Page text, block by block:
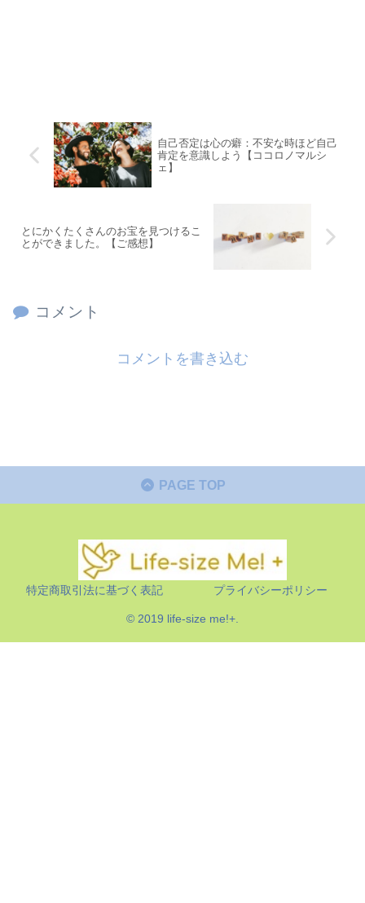
自己否定は心の癖：不安な時ほど自己
肯定を意識しよう【ココロノマルシ
ェ】
とにかくたくさんのお宝を見つけるこ
とができました。【ご感想】
コメント
コメントを書き込む
PAGE TOP
特定商取引法に基づく表記 プライバシーポリシー
© 2019 life-size me!+.